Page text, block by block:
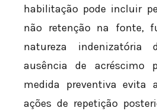
habilitação pode incluir
não retenção na fonte,
natureza
ausência de acréscimo
medida preventiva evita
ações de repetição